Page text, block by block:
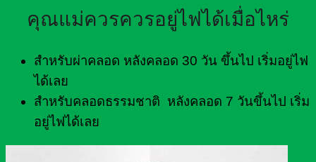
คุณแม่ควรควรอยู่ไฟได้เมื่อไหร่
สำหรับผ่าคลอด หลังคลอด 30 วัน ขึ้นไป เริ่มอยู่ไฟ
ได้เลย
สำหรับคลอดธรรมชาติ หลังคลอด 7 วันขึ้นไป เริ่ม
อยู่ไฟได้เลย